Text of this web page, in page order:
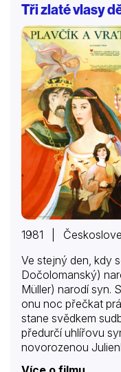
Tři zlaté vlasy
1981 |
Ve stejný den, kdy
Dočolomanský)
Müller) narodí syn.
onu noc přečkat
stane svědkem
předurčí uhlířovu
novorozenou